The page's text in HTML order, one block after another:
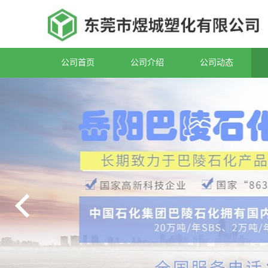
公司首页 公司介绍 公司动态